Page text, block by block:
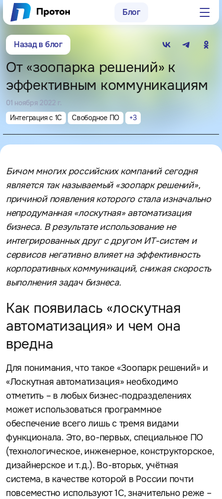
Блог
8 (800) 250-15-73
ул. Родионова, д. 203, оф. 405
г. Москва, пр-д Электродный,
д. 8а, оф. 19
Назад в блог
От «зоопарка решений» к
эффективным коммуникациям
Интеграция с 1С Свободное ПО +3
01 ноября 2022 г.
Бичом многих российских компаний сегодня
является так называемый «зоопарк решений»,
причиной появления которого стала изначально
непродуманная «лоскутная» автоматизация
бизнеса. В результате использование не
интегрированных друг с другом ИТ-систем и
сервисов негативно влияет на эффективность
корпоративных коммуникаций, снижая скорость
выполнения задач бизнеса.
Как появилась «лоскутная
автоматизация» и чем она
вредна
Для понимания, что такое «Зоопарк решений» и
«Лоскутная автоматизация» необходимо
отметить – в любых бизнес-подразделениях
может использоваться программное
обеспечение всего лишь с тремя видами
функционала. Это, во-первых, специальное ПО
(технологическое, инженерное, конструкторское,
дизайнерское и т.д.). Во-вторых, учётная
система, в качестве которой в России почти
повсеместно используют 1С, значительно реже –